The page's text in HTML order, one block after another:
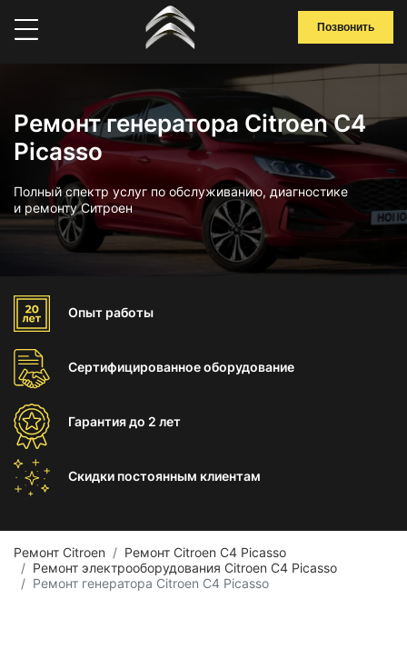
Позвонить
Ремонт генератора Citroen C4
Picasso
Полный спектр услуг по обслуживанию, диагностике
и ремонту Ситроен
Опыт работы
Сертифицированноеоборудование
Гарантиядо 2 лет
Скидки постоянным клиентам
Ремонт Citroen
Ремонт Citroen C4 Picasso
Ремонт электрооборудования Citroen C4 Picasso
Ремонт генератора Citroen C4 Picasso